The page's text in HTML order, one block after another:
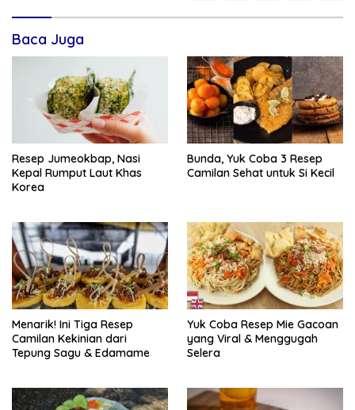
Baca Juga
Resep Jumeokbap, Nasi
Kepal Rumput Laut Khas
Korea
Bunda, Yuk Coba 3 Resep
Camilan Sehat untuk Si Kecil
Menarik! Ini Tiga Resep
Camilan Kekinian dari
Tepung Sagu & Edamame
Yuk Coba Resep Mie Gacoan
yang Viral & Menggugah
Selera